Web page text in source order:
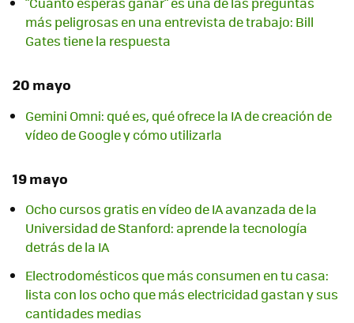
más peligrosas en una entrevista de trabajo: Bill
Gates tiene la respuesta
20 mayo
Gemini Omni: qué es, qué ofrece la IA de creación de
vídeo de Google y cómo utilizarla
19 mayo
Ocho cursos gratis en vídeo de IA avanzada de la
Universidad de Stanford: aprende la tecnología
detrás de la IA
Electrodomésticos que más consumen en tu casa:
lista con los ocho que más electricidad gastan y sus
cantidades medias